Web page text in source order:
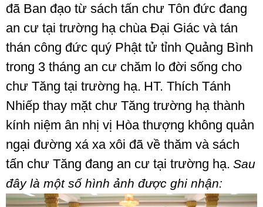
đã Ban đạo từ sách tấn chư Tôn đức đang
an cư tại trường hạ chùa Đại Giác và tán
thán công đức quý Phật tử tỉnh Quảng Bình
trong 3 tháng an cư chăm lo đời sống cho
chư Tăng tại trường hạ. HT. Thích Tánh
Nhiếp thay mặt chư Tăng trường hạ thành
kính niệm ân nhị vị Hòa thượng không quản
ngại đường xá xa xôi đã về thăm và sách
tấn chư Tăng đang an cư tại trường hạ. Sau
đây là một số hình ảnh được ghi nhận: